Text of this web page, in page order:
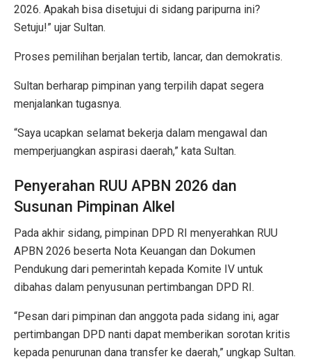
2026. Apakah bisa disetujui di sidang paripurna ini?
Setuju!” ujar Sultan.
Proses pemilihan berjalan tertib, lancar, dan demokratis.
Sultan berharap pimpinan yang terpilih dapat segera
menjalankan tugasnya.
“Saya ucapkan selamat bekerja dalam mengawal dan
memperjuangkan aspirasi daerah,” kata Sultan.
Penyerahan RUU APBN 2026 dan
Susunan Pimpinan Alkel
Pada akhir sidang, pimpinan DPD RI menyerahkan RUU
APBN 2026 beserta Nota Keuangan dan Dokumen
Pendukung dari pemerintah kepada Komite IV untuk
dibahas dalam penyusunan pertimbangan DPD RI.
“Pesan dari pimpinan dan anggota pada sidang ini, agar
pertimbangan DPD nanti dapat memberikan sorotan kritis
kepada penurunan dana transfer ke daerah,” ungkap Sultan.